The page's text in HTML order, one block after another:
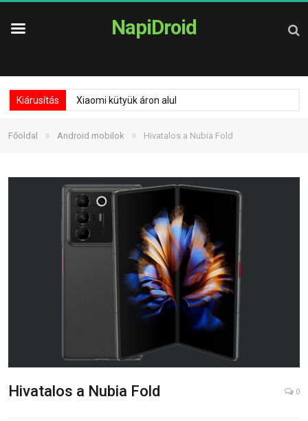
NapiDroid
Kiárusítás Xiaomi kütyük áron alul
Főoldal » Android mobilok » Hivatalos a Nubia Fold
Hivatalos a Nubia Fold 0